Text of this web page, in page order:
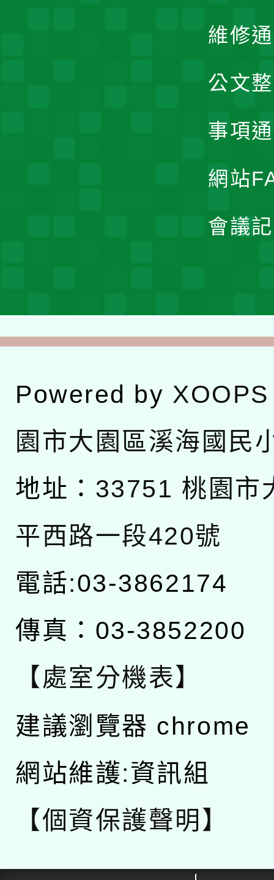
維修
公文
事項
網站
會議
Powered by XOOPS
園市大園區溪海國民
地址： 33751 桃園市
平西路一段420號
電話:03-3862174
傳真：03-3852200
【處室分機表】
建議瀏覽器 chrome
網站維護:資訊組
【個資保護聲明】